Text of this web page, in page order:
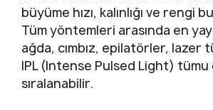
büyüme hızı, kalınlığı ve rengi
Tüm yöntemleri arasında en
ağda, cımbız, epilatörler, lazer
IPL (Intense Pulsed Light) tümu
sıralanabilir.